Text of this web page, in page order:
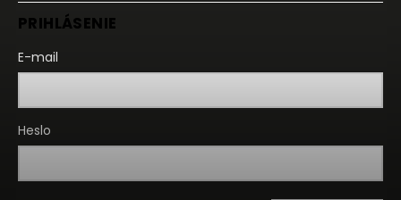
PRIHLÁSENIE
E-mail
Heslo